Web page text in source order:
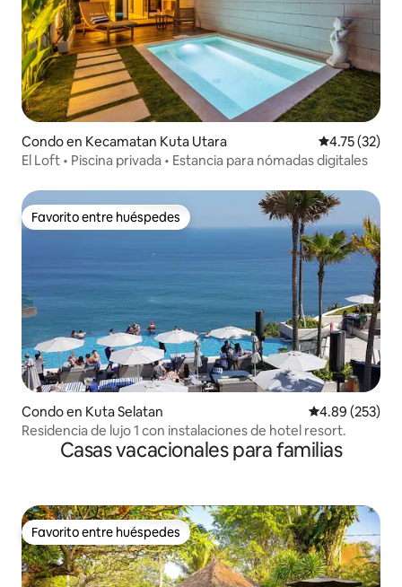
Condo en Kecamatan Kuta Utara Calificación
4.75 (32)
El Loft • Piscina privada • Estancia para nómadas digitales
Favorito entre huéspedes
Favorito entre huéspedes
Condo en Kuta Selatan Calificación
4.89 (253)
Residencia de lujo 1 con instalaciones de hotel resort.
Casas vacacionales para familias
Favorito entre huéspedes
Favorito entre huéspedes